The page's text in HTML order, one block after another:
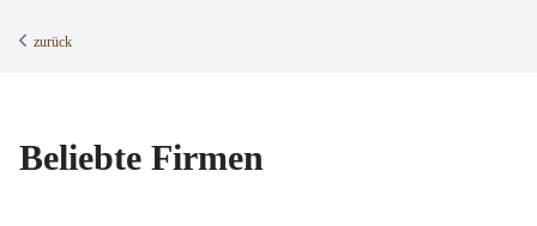
zurück
Beliebte Firmen